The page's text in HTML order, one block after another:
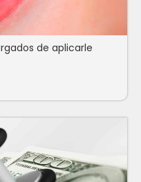
de aplicarle